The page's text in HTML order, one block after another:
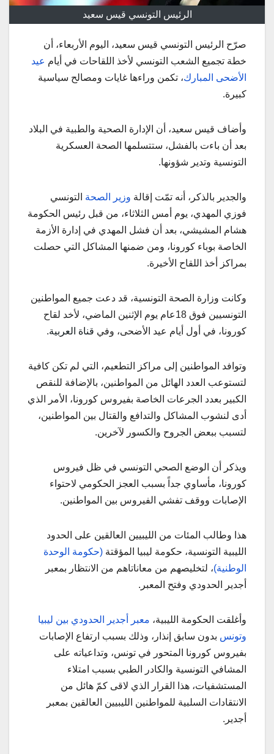
الرئيس التونسي قيس سعيد
صرّح الرئيس التونسي قيس سعيد، اليوم الأربعاء، أن
خطة تجميع الشعب التونسي لأخذ اللقاحات في أيام عيد
الأضحى المبارك، تكمن وراءها غايات ومصالح سياسية
كبيرة.
وأضاف قيس سعيد، أن الإدارة الصحية والطبية في البلاد
بعد أن باءت بالفشل، ستتسلمها الصحة العسكرية
التونسية وتدير شؤونها.
والجدير بالذكر، أنه تمّت إقالة وزير الصحة التونسي
فوزي المهدي، يوم أمس الثلاثاء، من قبل رئيس الحكومة
هشام المشيشي، بعد أن فشل المهدي في إدارة الأزمة
الخاصة بوباء كورونا، ومن ضمنها المشاكل التي حصلت
بمراكز أخذ اللقاح الأخيرة.
وكانت وزارة الصحة التونسية، قد دعت جميع المواطنين
التونسيين فوق 18عام يوم الإثنين الماضي، لأخد لقاح
كورونا، في أول أيام عيد الأضحى، وفي قناة العربية.
وتوافد المواطنين إلى مراكز التطعيم، التي لم تكن كافية
لتستوعب العدد الهائل من المواطنين، بالإضافة للنقص
الكبير بعدد الجرعات الخاصة بفيروس كورونا، الأمر الذي
أدى لنشوب المشاكل والتدافع والقتال بين المواطنين،
لتسبب ببعض الجروح والكسور لآخرين.
ويذكر أن الوضع الصحي التونسي في ظل فيروس
كورونا، مأساوي جداً بسبب العجز الحكومي لاحتواء
الإصابات ووقف تفشي الفيروس بين المواطنين.
هذا وطالب المئات من الليبيين العالقين على الحدود
الليبية التونسية، حكومة ليبيا المؤقتة (حكومة الوحدة
الوطنية)، لتخليصهم من معاناتاهم من الانتظار بمعبر
أجدير الحدودي وفتح المعبر.
وأغلقت الحكومة الليبية، معبر أجدير الحدودي بين ليبيا
وتونس بدون سابق إنذار، وذلك بسبب ارتفاع الإصابات
بفيروس كورونا المتحور في تونس، وتداعياته على
المشافي التونسية والكادر الطبي بسبب امتلاء
المستشفيات، هذا القرار الذي لاقى كمّ هائل من
الانتقادات السلبية للمواطنين الليبيين العالقين بمعبر
أجدير.